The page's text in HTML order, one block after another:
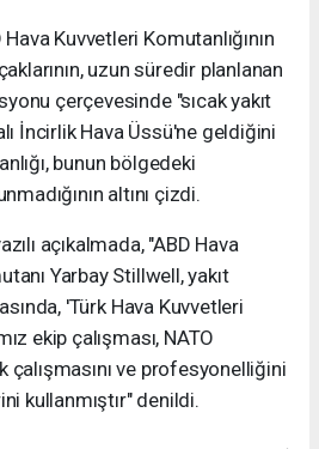
Kuvvetleri Komutanlığının
uzun süredir planlanan
çerçevesinde "sıcak yakıt
İncirlik Hava Üssü'ne geldiğini
bunun bölgedeki
altını çizdi.
açıkalmada, "ABD Hava
Yarbay Stillwell, yakıt
'Türk Hava Kuvvetleri
ekip çalışması, NATO
çalışmasını ve profesyonelliğini
kullanmıştır" denildi.